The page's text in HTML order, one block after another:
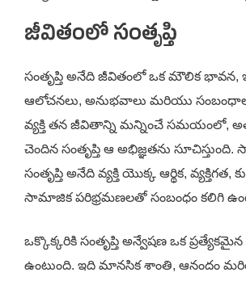
జీవితంలో సంతృప్తి
సంతృప్తి అనేది జీవితంలో ఒక మౌలిక భావన,
ఆలోచనలు, అనుభవాలు మరియు
వ్యక్తి తన జీవితాన్ని మన్నించే సమయంలో,
చెందిన సంతృప్తి ఆ అభిజ్ఞతను
సంతృప్తి అనేది వ్యక్తి యొక్క ఆర్థిక, వ్యక్తిగత,
సామాజిక పరిభ్రమణలతో సంబంధం కలిగి
ఒక్కొక్కరికి సంతృప్తి అన్వేషణ ఒక
ఉంటుంది. ఇది మానసిక శాంతి, ఆనందం